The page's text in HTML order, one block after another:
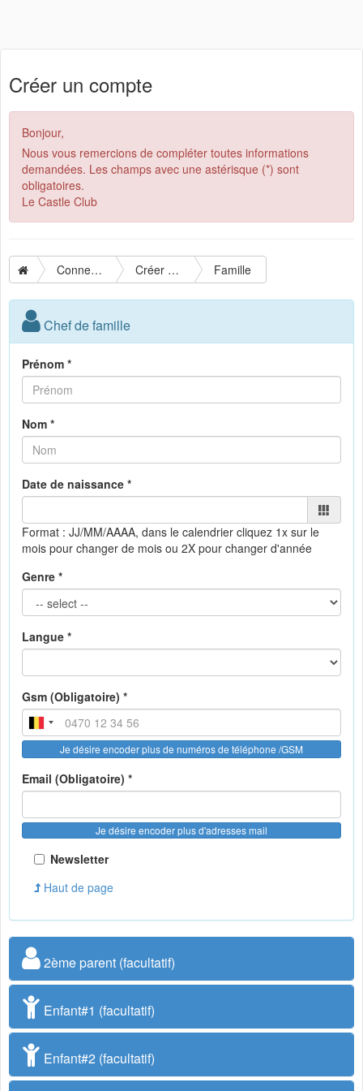
Créer un compte
Bonjour,
Nous vous remercions de compléter toutes informations
demandées. Les champs avec une astérisque (*) sont
obligatoires.
Le Castle Club
Connexion Créer un compte Famille
Chef de famille
Prénom *
Nom *
Date de naissance *
Format : JJ/MM/AAAA, dans le calendrier cliquez 1x sur le
mois pour changer de mois ou 2X pour changer d'année
Genre *
Langue *
Gsm (Obligatoire) *
Je désire encoder plus de numéros de téléphone /GSM
Email (Obligatoire) *
Je désire encoder plus d'adresses mail
Newsletter
Haut de page
2ème parent (facultatif)
Enfant#1 (facultatif)
Enfant#2 (facultatif)